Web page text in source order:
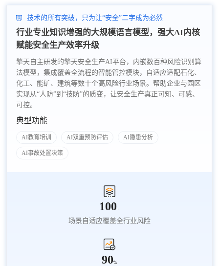
技术的所有突破，只为让“安全”二字成为必然
行业专业知识增强的大规模语言模型，强大AI内核
赋能安全生产效率升级
擎天自主研发的擎天安全生产AI平台，内嵌数百种风险识别算
法模型，集成覆盖全流程的智能管控模块，自适应适配石化、
化工、能矿、建筑等数十个高风险行业场景。帮助企业与园区
实现从“人防”到“技防”的质变，让安全生产真正可知、可感、
可控。
典型功能
AI教育培训 AI双重预防评估 AI隐患分析
AI事故处置决策
100+
场景自适应覆盖全行业风险
90%